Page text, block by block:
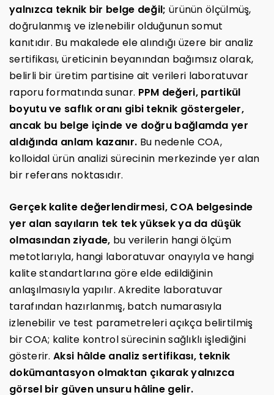
yalnızca teknik bir belge değil; ürünün ölçülmüş,
doğrulanmış ve izlenebilir olduğunun somut
kanıtıdır. Bu makalede ele alındığı üzere bir analiz
sertifikası, üreticinin beyanından bağımsız olarak,
belirli bir üretim partisine ait verileri laboratuvar
raporu formatında sunar. PPM değeri, partikül
boyutu ve saflık oranı gibi teknik göstergeler,
ancak bu belge içinde ve doğru bağlamda yer
aldığında anlam kazanır. Bu nedenle COA,
kolloidal ürün analizi sürecinin merkezinde yer alan
bir referans noktasıdır.
Gerçek kalite değerlendirmesi, COA belgesinde
yer alan sayıların tek tek yüksek ya da düşük
olmasından ziyade, bu verilerin hangi ölçüm
metotlarıyla, hangi laboratuvar onayıyla ve hangi
kalite standartlarına göre elde edildiğinin
anlaşılmasıyla yapılır. Akredite laboratuvar
tarafından hazırlanmış, batch numarasıyla
izlenebilir ve test parametreleri açıkça belirtilmiş
bir COA; kalite kontrol sürecinin sağlıklı işlediğini
gösterir.Aksi hâlde analiz sertifikası, teknik
dokümantasyon olmaktan çıkarak yalnızca
görsel bir güven unsuru hâline gelir.